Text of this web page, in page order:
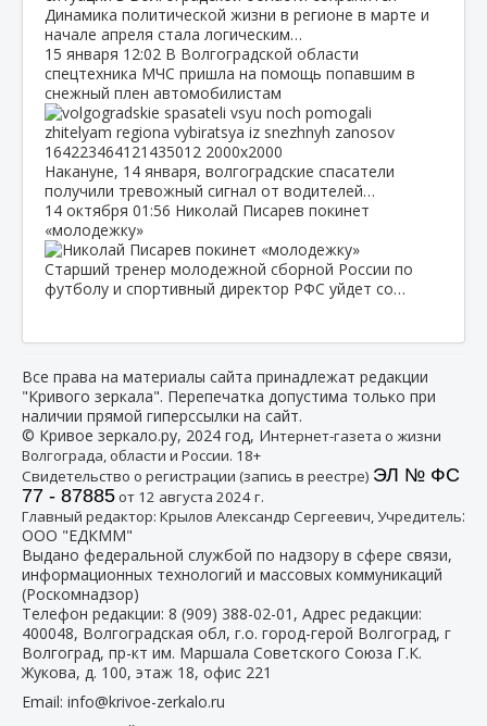
Динамика политической жизни в регионе в марте и
начале апреля стала логическим…
15 января 12:02 В Волгоградской области
спецтехника МЧС пришла на помощь попавшим в
снежный плен автомобилистам
Накануне, 14 января, волгоградские спасатели
получили тревожный сигнал от водителей…
14 октября 01:56 Николай Писарев покинет
«молодежку»
Старший тренер молодежной сборной России по
футболу и спортивный директор РФС уйдет со…
Все права на материалы сайта принадлежат редакции
"Кривого зеркала". Перепечатка допустима только при
наличии прямой гиперссылки на сайт.
© Кривое зеркало.ру, 2024 год, Интернет-газета о жизни
Волгограда, области и России. 18+
Свидетельство о регистрации (запись в реестре) ЭЛ № ФС
77 - 87885от 12 августа 2024 г.
Главный редактор: Крылов Александр Сергеевич, Учредитель:
ООО "ЕДКММ"
Выдано федеральной службой по надзору в сфере связи,
информационных технологий и массовых коммуникаций
(Роскомнадзор)
Телефон редакции: 8 (909) 388-02-01 , Адрес редакции:
400048, Волгоградская обл, г.о. город-герой Волгоград, г
Волгоград, пр-кт им. Маршала Советского Союза Г.К.
Жукова, д. 100, этаж 18, офис 221
Email: info@krivoe-zerkalo.ru